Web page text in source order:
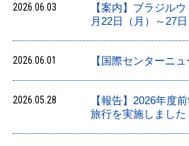
2026.06.03
【案内】ブラジル
月22日（月）～27
2026.06.01 【国際センターニュ
2026.05.28
【報告】2026年度
旅行を実施しました